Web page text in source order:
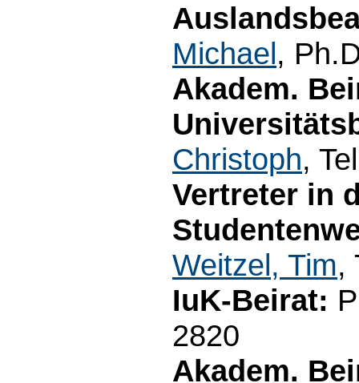
Michael,
Akadem.
Christoph,
Vertreter in
Weitzel, Tim,
IuK-Beirat:
2820
Akadem.